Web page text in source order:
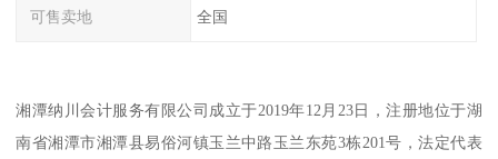
可售卖地 全国
湘潭纳川会计服务有限公司成立于2019年12月23日，注册地位于湖
南省湘潭市湘潭县易俗河镇玉兰中路玉兰东苑3栋201号，法定代表